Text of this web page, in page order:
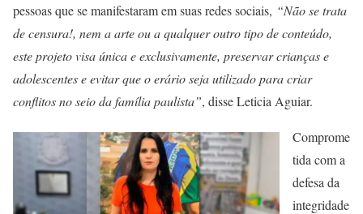
pessoas que se manifestaram em suas redes sociais, “Não se trata
de censura!, nem a arte ou a qualquer outro tipo de conteúdo,
este projeto visa única e exclusivamente, preservar crianças e
adolescentes e evitar que o erário seja utilizado para criar
conflitos no seio da família paulista”, disse Leticia Aguiar.
Comprome
tida com a
defesa da
integridade